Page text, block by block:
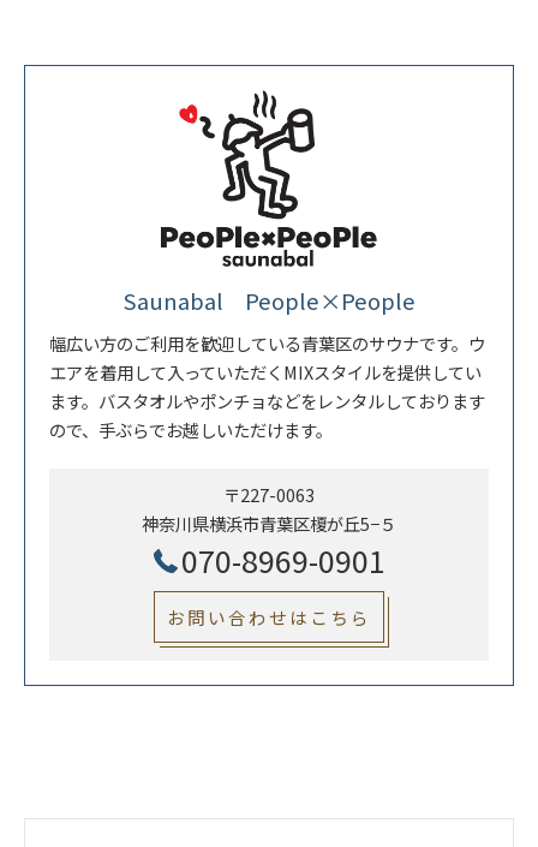
Saunabal People×People
幅広い方のご利用を歓迎している青葉区のサウナです。ウ
エアを着用して入っていただくMIXスタイルを提供してい
ます。バスタオルやポンチョなどをレンタルしております
ので、手ぶらでお越しいただけます。
〒227-0063
神奈川県横浜市青葉区榎が丘5−５
070-8969-0901
お問い合わせはこちら